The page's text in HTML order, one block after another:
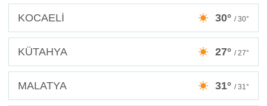
KOCAELİ 30° / 30°
KÜTAHYA 27° / 27°
MALATYA 31° / 31°